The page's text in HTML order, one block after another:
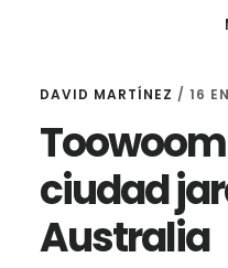
DAVID MARTÍNEZ / 16
ciudad
Australia